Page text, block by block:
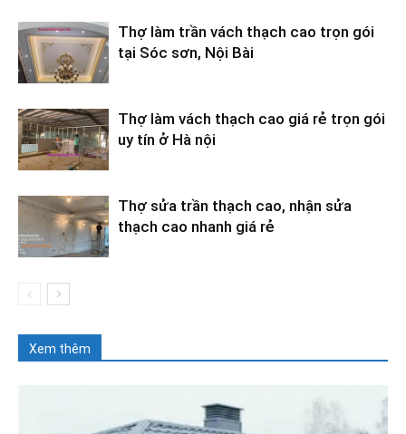
Thợ làm trần vách thạch cao trọn gói
tại Sóc sơn, Nội Bài
Thợ làm vách thạch cao giá rẻ trọn gói
uy tín ở Hà nội
Thợ sửa trần thạch cao, nhận sửa
thạch cao nhanh giá rẻ
Xem thêm